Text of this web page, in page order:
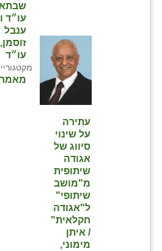
עו״ד
ענבל
זוסמן,
עו״ד
עתירה
על שינוי
סיווג של
אגודה
שיתופית
מ"מושב
שיתופי"
ל"אגודה
חקלאית"
/ איתן
מימוני,